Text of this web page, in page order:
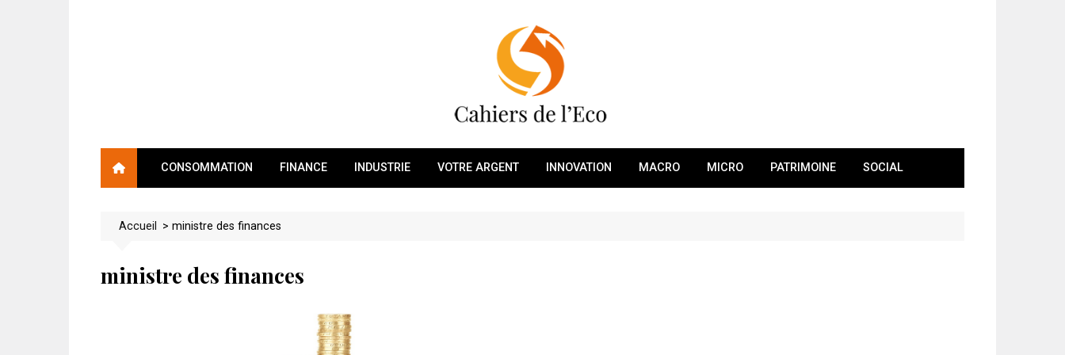
CONSOMMATION FINANCE INDUSTRIE VOTRE ARGENT INNOVATION MACRO MICRO PATRIMOINE SOCIAL
Accueil >ministre des finances
ministre des finances